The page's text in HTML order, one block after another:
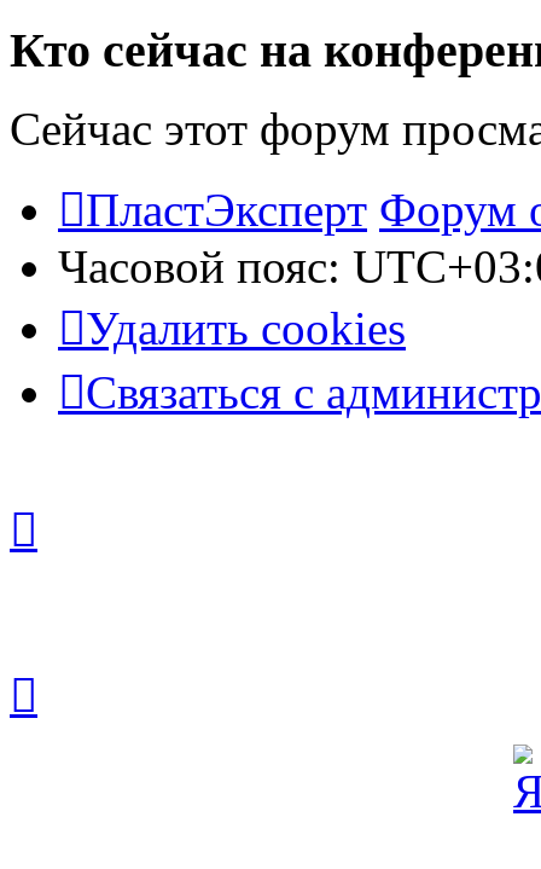
Кто сейчас на
Сейчас этот форум
ПластЭксперт Форум
Часовой пояс:
Удалить cookies
Связаться с